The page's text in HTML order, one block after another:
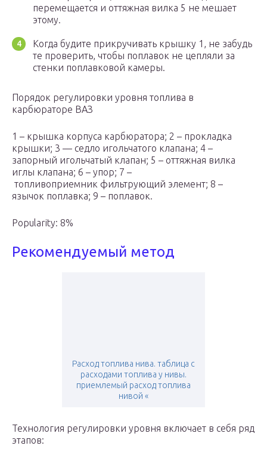
перемещается и оттяжная вилка 5 не мешает
этому.
Когда будите прикручивать крышку 1, не забудь
те проверить, чтобы поплавок не цепляли за
стенки поплавковой камеры.
Порядок регулировки уровня топлива в
карбюраторе ВАЗ
1 – крышка корпуса карбюратора; 2 – прокладка
крышки; 3 — седло игольчатого клапана; 4 –
запорный игольчатый клапан; 5 – оттяжная вилка
иглы клапана; 6 – упор; 7 –
топливоприемник фильтрующий элемент; 8 –
язычок поплавка; 9 – поплавок.
Popularity: 8%
Рекомендуемый метод
Расход топлива нива. таблица с
расходами топлива у нивы.
приемлемый расход топлива
нивой «
Технология регулировки уровня включает в себя ряд
этапов: